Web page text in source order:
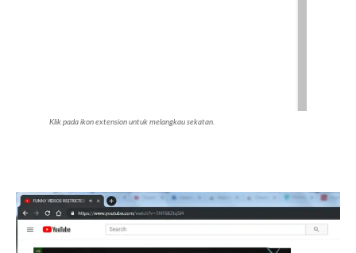
Klik pada ikon extension untuk melangkau sekatan.